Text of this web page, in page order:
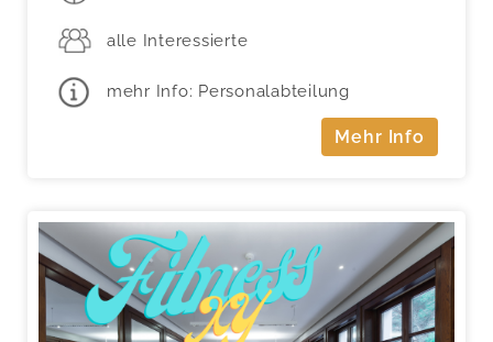
alle Interessierte
mehr Info: Personalabteilung
Mehr Info